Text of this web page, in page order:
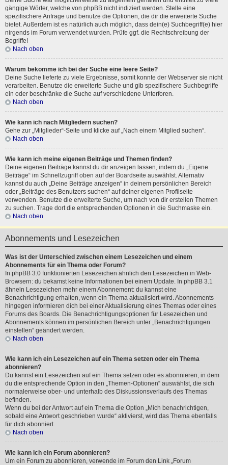
gängige Wörter, welche von phpBB nicht indiziert werden. Stelle eine
spezifischere Anfrage und benutze die Optionen, die dir die erweiterte Suche
bietet. Außerdem ist es natürlich auch möglich, dass dein(e) Suchbegriff(e) hier
nirgends im Forum verwendet wurden. Prüfe ggf. die Rechtschreibung der
Begriffe!
Nach oben
Warum bekomme ich bei der Suche eine leere Seite?
Deine Suche lieferte zu viele Ergebnisse, somit konnte der Webserver sie nicht
verarbeiten. Benutze die erweiterte Suche und gib spezifischere Suchbegriffe
ein oder beschränke die Suche auf verschiedene Unterforen.
Nach oben
Wie kann ich nach Mitgliedern suchen?
Gehe zur „Mitglieder“-Seite und klicke auf „Nach einem Mitglied suchen“.
Nach oben
Wie kann ich meine eigenen Beiträge und Themen finden?
Deine eigenen Beiträge kannst du dir anzeigen lassen, indem du „Eigene
Beiträge“ im Schnellzugriff oben auf der Boardseite auswählst. Alternativ
kannst du auch „Deine Beiträge anzeigen“ in deinem persönlichen Bereich
oder „Beiträge des Benutzers suchen“ auf deiner eigenen Profilseite
verwenden. Benutze die erweiterte Suche, um nach von dir erstellen Themen
zu suchen. Trage dort die entsprechenden Optionen in die Suchmaske ein.
Nach oben
Abonnements und Lesezeichen
Was ist der Unterschied zwischen einem Lesezeichen und einem
Abonnements für ein Thema oder Forum?
In phpBB 3.0 funktionierten Lesezeichen ähnlich den Lesezeichen in Web-
Browsern: du bekamst keine Informationen bei einem Update. In phpBB 3.1
ähneln Lesezeichen mehr einem Abonnement: du kannst eine
Benachrichtigung erhalten, wenn ein Thema aktualisiert wird. Abonnements
hingegen informieren dich bei einer Aktualisierung eines Themas oder eines
Forums des Boards. Die Benachrichtigungsoptionen für Lesezeichen und
Abonnements können im persönlichen Bereich unter „Benachrichtigungen
einstellen“ geändert werden.
Nach oben
Wie kann ich ein Lesezeichen auf ein Thema setzen oder ein Thema
abonnieren?
Du kannst ein Lesezeichen auf ein Thema setzen oder es abonnieren, in dem
du die entsprechende Option in den „Themen-Optionen“ auswählst, die sich
normalerweise ober- und unterhalb des Diskussionsverlaufs des Themas
befinden.
Wenn du bei der Antwort auf ein Thema die Option „Mich benachrichtigen,
sobald eine Antwort geschrieben wurde“ aktivierst, wird das Thema ebenfalls
für dich abonniert.
Nach oben
Wie kann ich ein Forum abonnieren?
Um ein Forum zu abonnieren, verwende im Forum den Link „Forum